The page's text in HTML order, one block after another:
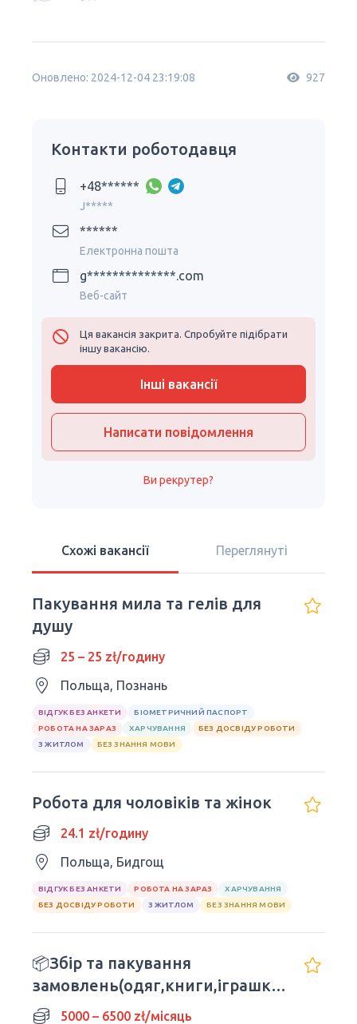
Оновлено: 2024-12-04 23:19:08 927
Контакти роботодавця
+48******
J*****
******
Електронна пошта
g**************.com
Веб-сайт
Ця вакансія закрита. Спробуйте підібрати
іншу вакансію.
Інші вакансії
Написати повідомлення
Ви рекрутер?
Схожі вакансії Переглянуті
Пакування мила та гелів для
душу
25 – 25 zł/годину
Польща, Познань
ВІДГУК БЕЗ АНКЕТИ
БІОМЕТРИЧНИЙ ПАСПОРТ
РОБОТА НА ЗАРАЗ
ХАРЧУВАННЯ
БЕЗ ДОСВІДУ РОБОТИ
З ЖИТЛОМ
БЕЗ ЗНАННЯ МОВИ
Робота для чоловіків та жінок
24.1 zł/годину
Польща, Бидгощ
ВІДГУК БЕЗ АНКЕТИ РОБОТА НА ЗАРАЗ
ХАРЧУВАННЯ
БЕЗ ДОСВІДУ РОБОТИ
З ЖИТЛОМ БЕЗ ЗНАННЯ МОВИ
📦Збір та пакування
замовлень(одяг,книги,іграшки)ДЕННІ
зміни5000 – 6500 zł/місяць